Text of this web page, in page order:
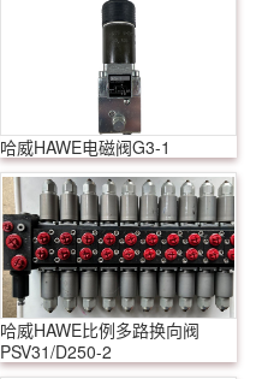
哈威HAWE电磁阀G3-1
哈威HAWE比例多路换向阀
PSV31/D250-2